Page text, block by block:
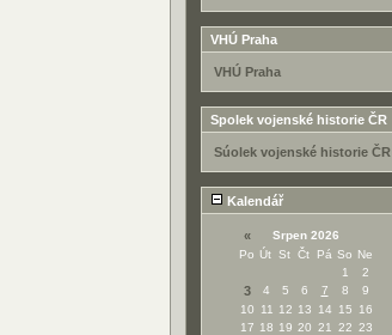
VHÚ Praha
VHÚ Praha
Spolek vojenské historie ČR
Súolek vojenské historie ČR
Kalendář
«
Srpen 2026
Po Út St Čt Pá So Ne
1
2
3 4 5 6 7 8
9
10
11 12 13 14 15
16
17 18 19 20 21 22 23